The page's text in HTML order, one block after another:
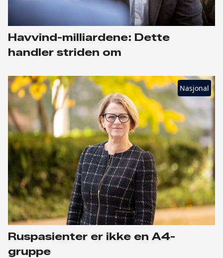
Havvind-milliardene: Dette
handler striden om
Nasjonal
Ruspasienter er ikke en A4-
gruppe